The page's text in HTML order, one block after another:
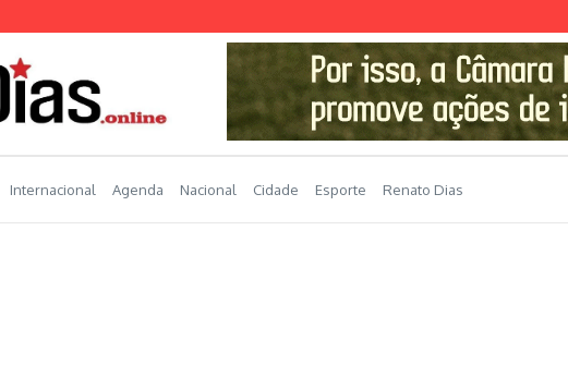
Internacional Agenda Nacional Cidade Esporte Renato Dias